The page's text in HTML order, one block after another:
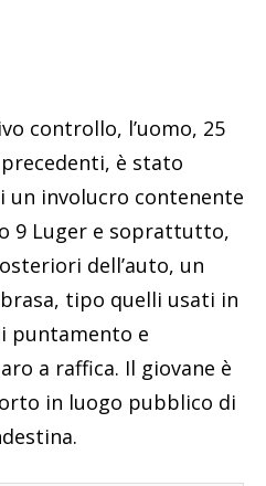
controllo, l’uomo, 25
è stato
un involucro contenente
9 Luger e soprattutto,
dell’auto, un
tipo quelli usati in
puntamento e
a raffica. Il giovane è
in luogo pubblico di